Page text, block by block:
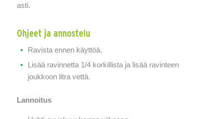
asti.
Ohjeet ja annostelu
Ravista ennen käyttöä.
Lisää ravinnetta 1/4 korkillista ja lisää ravinteen
joukkoon litra vettä.
Lannoitus